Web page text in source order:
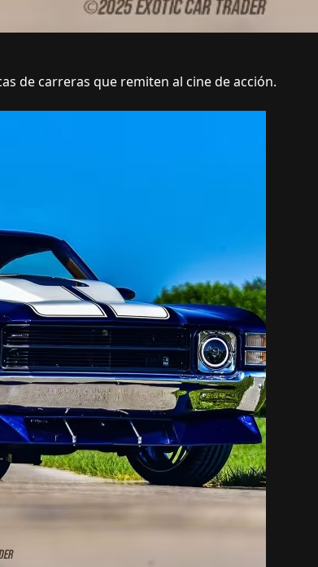
de carreras que remiten al cine de acción.